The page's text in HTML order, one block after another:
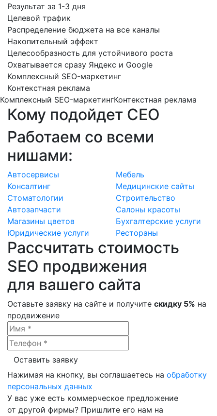
Результат за 1-3 дня
Целевой трафик
Распределение бюджета на все каналы
Накопительный эффект
Целесообразность для устойчивого роста
Охватывается сразу Яндекс и Google
Комплексный SEO-маркетинг
Контекстная реклама
Комплексный SEO-маркетингКонтекстная реклама
Кому подойдет СЕО
Работаем со всеми
нишами:
Автосервисы
Мебель
Консалтинг
Медицинские сайты
Стоматологии
Строительство
Автозапчасти
Салоны красоты
Магазины цветов
Бухгалтерские услуги
Юридические услуги
Рестораны
Рассчитать стоимость
SEO продвижения
для вашего сайта
Оставьте заявку на сайте и получите скидку 5% на
продвижение
Нажимая на кнопку, вы соглашаетесь на обработку
персональных данных
У вас уже есть коммерческое предложение
от другой фирмы? Пришлите его нам на